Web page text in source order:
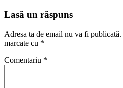
Lasă un răspuns
Adresa ta de email nu va fi publicată.
marcate cu *
Comentariu *